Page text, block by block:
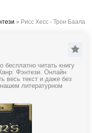
» Рисс Хесс - Трон Баала
читать книгу
Фэнтези. Онлайн
весь текст и даже без
литературном